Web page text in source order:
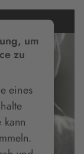
um
zu
eines
kann